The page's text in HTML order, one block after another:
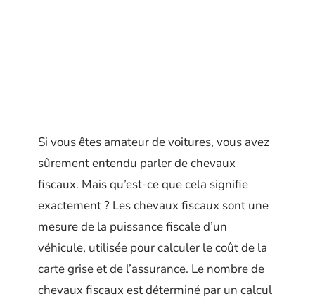
Si vous êtes amateur de voitures, vous avez
sûrement entendu parler de chevaux
fiscaux. Mais qu’est-ce que cela signifie
exactement ? Les chevaux fiscaux sont une
mesure de la puissance fiscale d’un
véhicule, utilisée pour calculer le coût de la
carte grise et de l’assurance. Le nombre de
chevaux fiscaux est déterminé par un calcul